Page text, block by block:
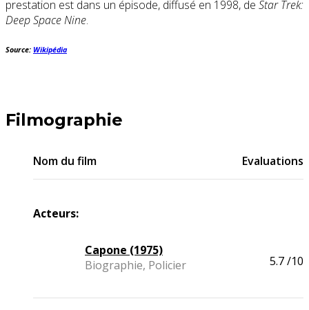
prestation est dans un épisode, diffusé en 1998, de Star Trek:
Deep Space Nine.
Source: Wikipédia
Filmographie
Nom du film Evaluations
Acteurs:
Capone (1975)
Biographie, Policier
5.7/10